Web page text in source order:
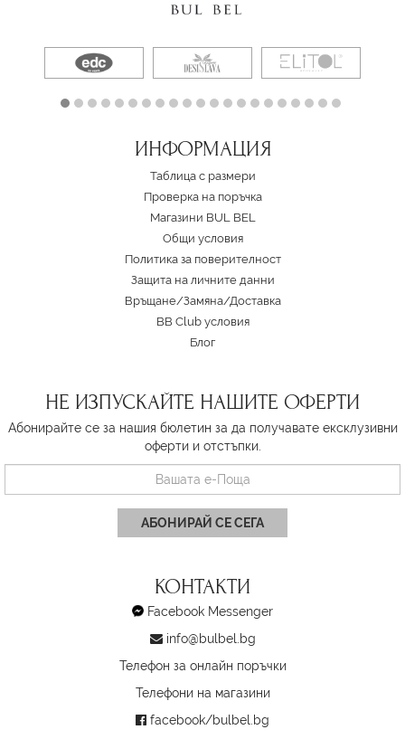
ИНФОРМАЦИЯ
Таблица с размери
Проверка на поръчка
Магазини BUL BEL
Oбщи условия
Политика за поверителност
Защита на личните данни
Връщане/Замяна/Доставка
BB Club условия
Блог
НЕ ИЗПУСКАЙТЕ НАШИТЕ ОФЕРТИ
Абонирайте се за нашия бюлетин за да получавате ексклузивни
оферти и отстъпки.
АБОНИРАЙ СЕ СЕГА
КОНТАКТИ
Facebook Messenger
info@bulbel.bg
Телефон за онлайн поръчки
Телефони на магазини
facebook/bulbel.bg